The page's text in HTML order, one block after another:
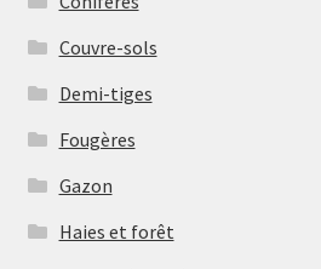
Couvre-sols
Demi-tiges
Fougères
Gazon
Haies et forêt